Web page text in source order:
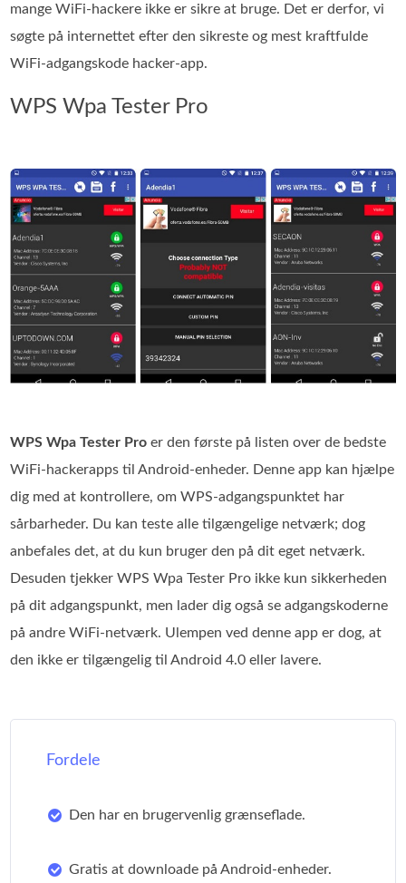
mange WiFi-hackere ikke er sikre at bruge. Det er derfor, vi
søgte på internettet efter den sikreste og mest kraftfulde
WiFi-adgangskode hacker-app.
WPS Wpa Tester Pro
WPS Wpa Tester Pro er den første på listen over de bedste
WiFi‑hackerapps til Android‑enheder. Denne app kan hjælpe
dig med at kontrollere, om WPS‑adgangspunktet har
sårbarheder. Du kan teste alle tilgængelige netværk; dog
anbefales det, at du kun bruger den på dit eget netværk.
Desuden tjekker WPS Wpa Tester Pro ikke kun sikkerheden
på dit adgangspunkt, men lader dig også se adgangskoderne
på andre WiFi‑netværk. Ulempen ved denne app er dog, at
den ikke er tilgængelig til Android 4.0 eller lavere.
Fordele
Den har en brugervenlig grænseflade.
Gratis at downloade på Android-enheder.